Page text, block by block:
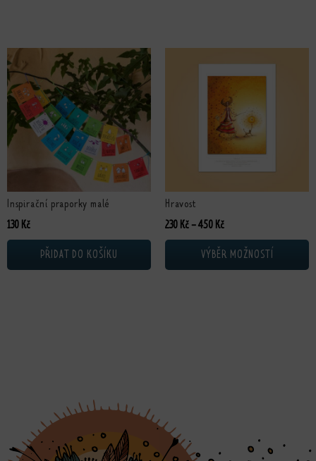
Inspirační praporky malé
130 Kč
PŘIDAT DO KOŠÍKU
Hravost
230 Kč –450 KčRozpětí cen: 230 Kč až
VÝBĚR MOŽNOSTÍ